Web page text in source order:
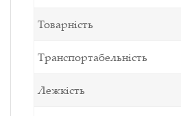
Товарність
Транспортабельність
Лежкість